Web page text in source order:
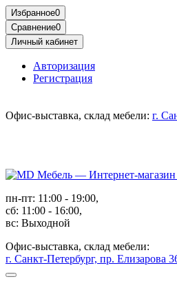
Избранное0
Сравнение0
Личный кабинет
Авторизация
Регистрация
Офис-выставка, склад мебели: г.
пн-пт: 11:00 - 19:00,
сб: 11:00 - 16:00,
вс: Выходной
Офис-выставка, склад мебели:
г. Санкт-Петербург, пр. Елизарова